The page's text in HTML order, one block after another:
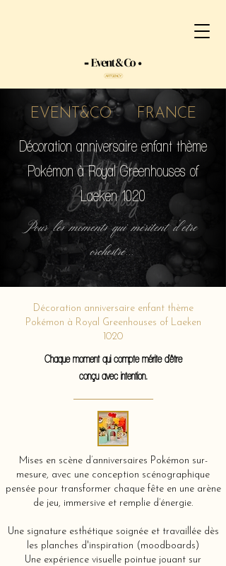
EVENT&CO FRANCE
Décoration anniversaire enfant thème
Pokémon à Royal Greenhouses of
Laeken 1020
Pour les moments qui méritent d'etre
orchestré...
Décoration anniversaire enfant thème
Pokémon à Royal Greenhouses of Laeken
1020
Chaque moment qui compte mérite d'être
conçu avec intention.
Mises en scène d’anniversaires Pokémon sur-
mesure, avec une conception scénographique
pensée pour transformer chaque fête en une arène
de jeu, immersive et remplie d’énergie.
Une signature esthétique soignée et travaillée dès
les planches d'inspiration (moodboards)
Une expérience visuelle pointue jouant sur